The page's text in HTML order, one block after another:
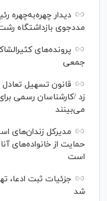
مددجوی بازداشتگاه
پرونده‌های
جمعی
قانون تسهیل تعادل
زد /کارشناسان رسمی
می‌بینند
مدیرکل زندان‌های
حمایت از خانواده‌های
است
شد